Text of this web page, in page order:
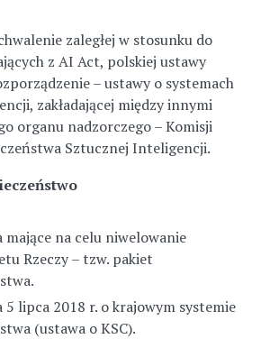
zaległej w stosunku do
z AI Act, polskiej ustawy
– ustawy o systemach
zakładającej między innymi
organu nadzorczego – Komisji
Sztucznej Inteligencji.
mające na celu niwelowanie
Rzeczy – tzw. pakiet
5 lipca 2018 r. o krajowym systemie
(ustawa o KSC).